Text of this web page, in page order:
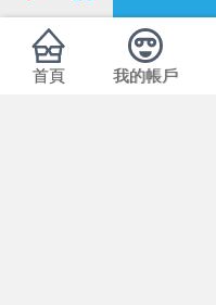
首頁 我的帳戶